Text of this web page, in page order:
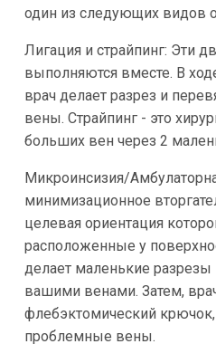
один из следующих видов
Лигация и страйпинг: Эти
выполняются вместе. В
врач делает разрез и
вены. Страйпинг - это
больших вен через 2
Микроинсизия/
минимизационное
целевая ориентация
расположенные у
делает маленькие
вашими венами. Затем,
флебэктомический
проблемные вены.